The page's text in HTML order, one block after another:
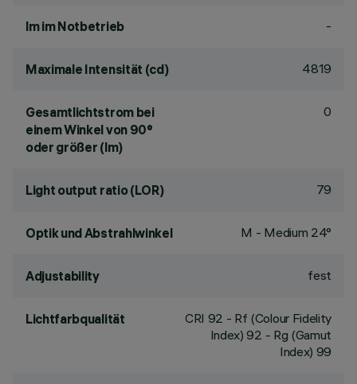
lm im Notbetrieb -
Maximale Intensität (cd) 4819
Gesamtlichtstrom bei
einem Winkel von 90°
oder größer (lm)
0
Light output ratio (LOR) 79
Optik und Abstrahlwinkel M - Medium 24°
Adjustability fest
Lichtfarbqualität CRI 92 - Rf (Colour Fidelity
Index) 92 - Rg (Gamut
Index) 99